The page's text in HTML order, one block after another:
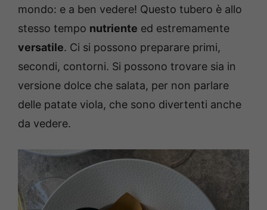
mondo: e a ben vedere! Questo tubero è allo
stesso tempo nutriente ed estremamente
versatile. Ci si possono preparare primi,
secondi, contorni. Si possono trovare sia in
versione dolce che salata, per non parlare
delle patate viola, che sono divertenti anche
da vedere.